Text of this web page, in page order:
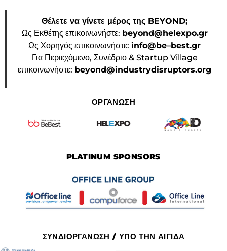
Θέλετε να γίνετε μέρος της BEYOND;
Ως Εκθέτης επικοινωνήστε: beyond@helexpo.gr
Ως Χορηγός επικοινωνήστε: info@be–best.gr
Για Περιεχόμενο, Συνέδριο & Startup Village
επικοινωνήστε: beyond@industrydisruptors.org
ΟΡΓΑΝΩΣΗ
PLATINUM SPONSORS
ΣΥΝΔΙΟΡΓΑΝΩΣΗ / ΥΠΟ ΤΗΝ ΑΙΓΙΔΑ